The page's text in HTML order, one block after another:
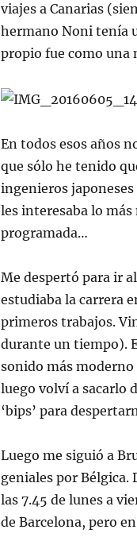
viajes a Canarias
hermano Noni tenía
propio fue como una
En todos esos años
que sólo he tenido
ingenieros
les interesaba lo
programada…
Me despertó para ir
estudiaba la carrera
primeros trabajos.
durante un tiempo).
sonido más
luego volví a sacarlo
‘bips’ para
Luego me siguió a
geniales por Bélgica.
las 7.45 de lunes a
de Barcelona, pero